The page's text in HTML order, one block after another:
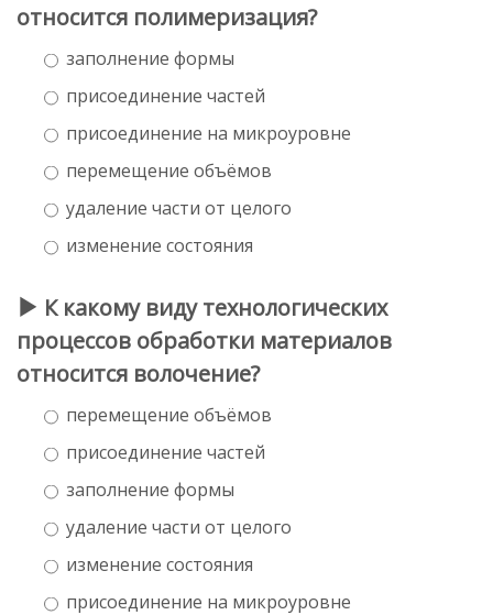
относится полимеризация?
заполнение формы
присоединение частей
присоединение на микроуровне
перемещение объёмов
удаление части от целого
изменение состояния
К какому виду технологических
процессов обработки материалов
относится волочение?
перемещение объёмов
присоединение частей
заполнение формы
удаление части от целого
изменение состояния
присоединение на микроуровне